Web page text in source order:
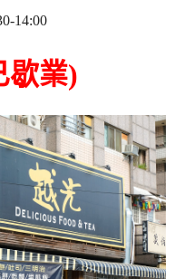
14:00
歇業)